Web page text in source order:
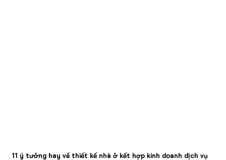
11 ý tưởng hay về thiết kế nhà ở kết hợp kinh doanh dịch vụ